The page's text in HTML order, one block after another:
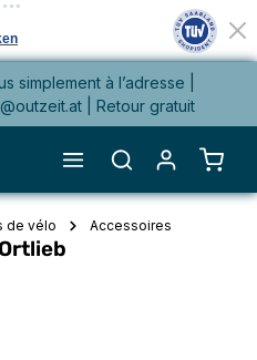
simplement à l’adresse |
| Retour gratuit
Le
de vélo Accessoires